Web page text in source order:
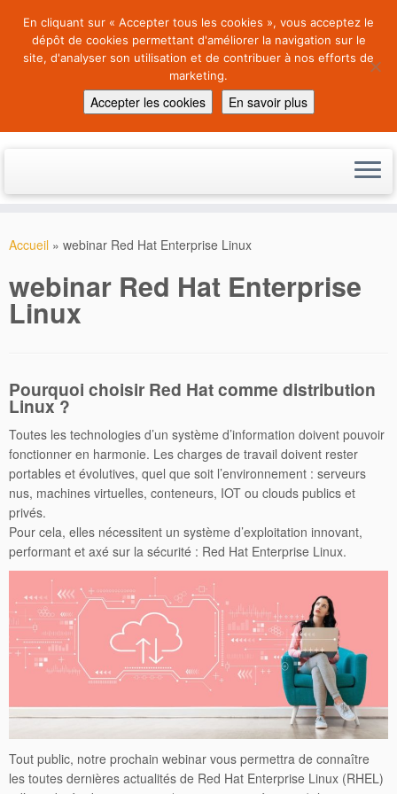
an Open Source Software
Accueil » webinar Red Hat Enterprise Linux
webinar Red Hat Enterprise
Linux
Pourquoi choisir Red Hat comme distribution
Linux ?
Toutes les technologies d’un système d’information doivent pouvoir
fonctionner en harmonie. Les charges de travail doivent rester
portables et évolutives, quel que soit l’environnement : serveurs
nus, machines virtuelles, conteneurs, IOT ou clouds publics et
privés.
Pour cela, elles nécessitent un système d’exploitation innovant,
performant et axé sur la sécurité : Red Hat Enterprise Linux.
Tout public, notre prochain webinar vous permettra de connaître
les toutes dernières actualités de Red Hat Enterprise Linux (RHEL)
En cliquant sur « Accepter tous les cookies », vous acceptez le
dépôt de cookies permettant d'améliorer la navigation sur le
site, d'analyser son utilisation et de contribuer à nos efforts de
marketing.
Accepter les cookies En savoir plus